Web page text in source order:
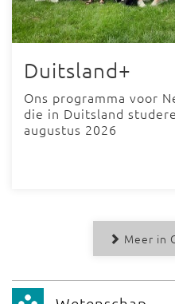
Duitsland+
Ons programma voor
die in Duitsland
augustus 2026
Meer in